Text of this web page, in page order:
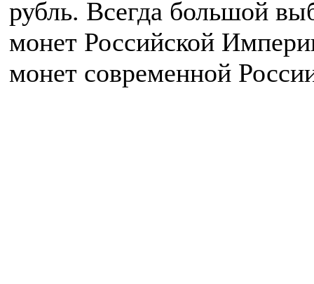
рубль. Всегда большой
монет Российской
монет современной